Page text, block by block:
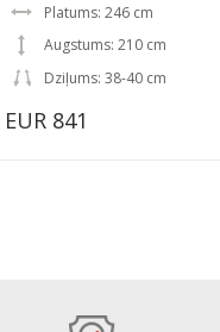
Platums: 246 cm
Augstums: 210 cm
Dziļums: 38-40 cm
EUR 841